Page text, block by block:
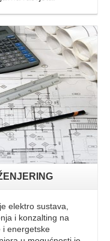
elektro sustava,
i konzalting na
i energetske